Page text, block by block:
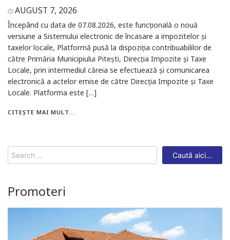
AUGUST 7, 2026
Începând cu data de 07.08.2026, este funcțională o nouă
versiune a Sistemului electronic de încasare a impozitelor și
taxelor locale, Platformă pusă la dispoziția contribuabililor de
către Primăria Municipiului Pitești, Direcția Impozite și Taxe
Locale, prin intermediul căreia se efectuează și comunicarea
electronică a actelor emise de către Direcția Impozite și Taxe
Locale. Platforma este […]
CITEȘTE MAI MULT...
Search
for:
Promoteri